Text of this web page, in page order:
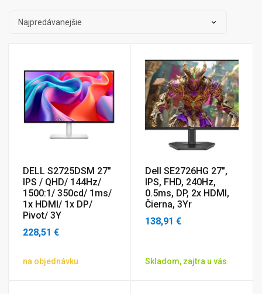
DELL S2725DSM 27"
IPS / QHD/ 144Hz/
1500:1/ 350cd/ 1ms/
1x HDMI/ 1x DP/
Pivot/ 3Y
228,51 €
na objednávku
Dell SE2726HG 27",
IPS, FHD, 240Hz,
0.5ms, DP, 2x HDMI,
Čierna, 3Yr
138,91 €
Skladom, zajtra u vás